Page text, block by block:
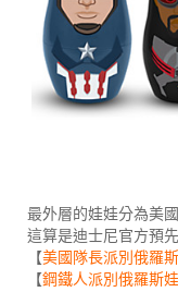
最外層的娃娃分為美
這算是迪士尼官方預
【美國隊長派別俄羅
【鋼鐵人派別俄羅斯